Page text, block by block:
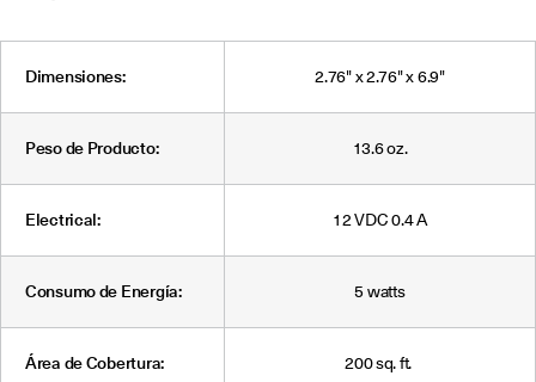
Dimensiones: 2.76" x 2.76" x 6.9"
Peso de Producto: 13.6 oz.
Electrical: 12 VDC 0.4 A
Consumo de Energía: 5 watts
Área de Cobertura: 200 sq. ft.